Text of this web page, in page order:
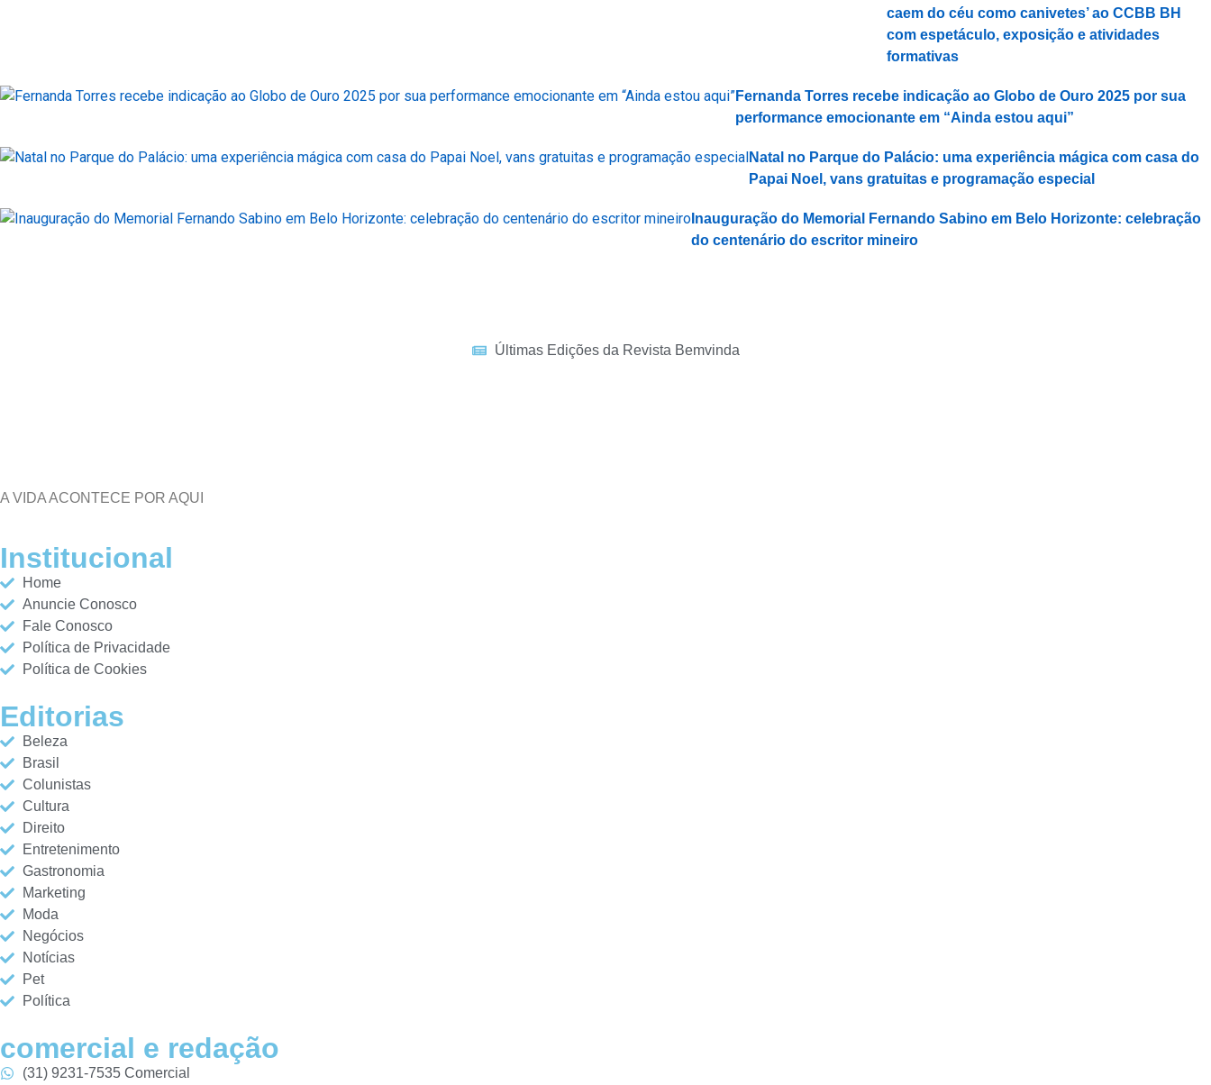
caem do céu como canivetes’ ao CCBB BH
com espetáculo, exposição e atividades
formativas
Fernanda Torres recebe indicação ao Globo de Ouro 2025 por sua
performance emocionante em “Ainda estou aqui”
Natal no Parque do Palácio: uma experiência mágica com casa do
Papai Noel, vans gratuitas e programação especial
Inauguração do Memorial Fernando Sabino em Belo Horizonte: celebração
do centenário do escritor mineiro
Últimas Edições da Revista Bemvinda
A VIDA ACONTECE POR AQUI
Institucional
Home
Anuncie Conosco
Fale Conosco
Política de Privacidade
Política de Cookies
Editorias
Beleza
Brasil
Colunistas
Cultura
Direito
Entretenimento
Gastronomia
Marketing
Moda
Negócios
Notícias
Pet
Política
comercial e redação
(31) 9231-7535 Comercial